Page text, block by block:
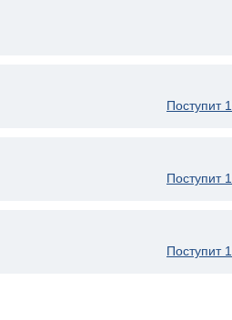
Поступит
Поступит
Поступит